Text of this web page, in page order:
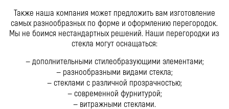
Также наша компания может предложить вам изготовление
самых разнообразных по форме и оформлению перегородок.
Мы не боимся нестандартных решений. Наши перегородки из
стекла могут оснащаться:
— дополнительными стилеобразующими элементами;
— разнообразными видами стекла;
— стеклами с различной прозрачностью;
— современной фурнитурой;
— витражными стеклами.